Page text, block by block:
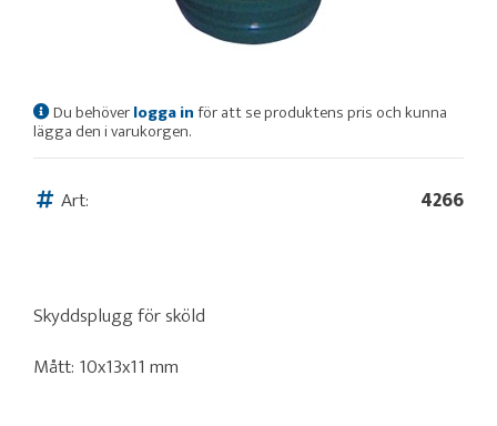
Du behöverlogga inför att se produktens pris och kunna
lägga den i varukorgen.
Art: 4266
Skyddsplugg för sköld
Mått: 10x13x11 mm